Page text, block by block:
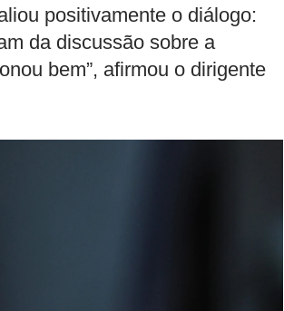
positivamente o diálogo:
da discussão sobre a
bem”, afirmou o dirigente